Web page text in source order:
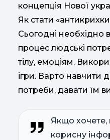
концепція Нової
Як стати
Сьогодні необхідно
процес людські
тілу, емоціям.
ігри. Варто навчити
потреби, давати їм
Якщо
корисну